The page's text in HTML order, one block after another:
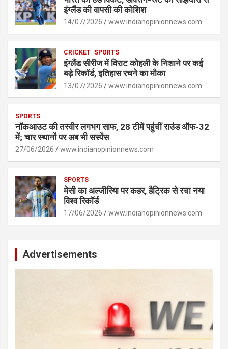
इंग्लैंड की वापसी की कोशिश
14/07/2026 www.indianopinionnews.com
CRICKET SPORTS
इंग्लैंड सीरीज में विराट कोहली के निशाने पर कई
बड़े रिकॉर्ड, इतिहास रचने का मौका
13/07/2026 www.indianopinionnews.com
SPORTS
नॉकआउट की तस्वीर लगभग साफ, 28 टीमें पहुंचीं राउंड ऑफ-32
में; चार स्थानों पर अब भी सस्पेंस
27/06/2026 www.indianopinionnews.com
SPORTS
मेसी का अल्जीरिया पर कहर, हैट्रिक से रचा नया
विश्व रिकॉर्ड
17/06/2026 www.indianopinionnews.com
Advertisements